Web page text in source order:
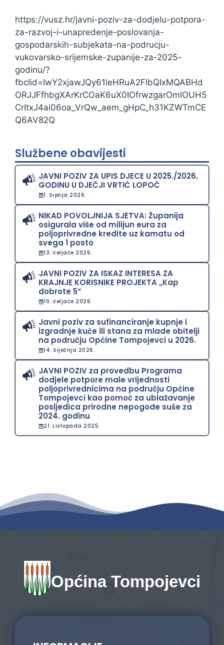
https://vusz.hr/javni-poziv-za-dodjelu-potpora-
za-razvoj-i-unapredenje-poslovanja-
gospodarskih-subjekata-na-podrucju-
vukovarsko-srijemske-zupanije-za-2025-
godinu/?
fbclid=IwY2xjawJQy61leHRuA2FlbQIxMQABHd
ORJJFfhbgXArKrCOaK6uX0IOfrwzgarOmlOUH5
CrItxJ4ai06oa_VrQw_aem_gHpC_h31KZWTmCE
Q6AV82Q
Službene obavijesti
JAVNI POZIV ZA UPIS DJECE U 2025./2026.
GODINU U DJEČJI VRTIĆ LOPOČ
1. Srpnja 2026.
NIKAD POVOLJNIJA SJETVA: Županija
osigurala više od milijun eura za
poljoprivredne kredite uz kamatu od
svega 1 posto
13. Veljače 2026.
JAVNI POZIV ZA ISKAZ INTERESA ZA
KRAJNJE KORISNIKE PROJEKTA „Kap
dobrote 5“
10. Veljače 2026.
Javni poziv za sufinanciranje kupnje i
izgradnje kuće ili stana za mlade obitelji
na području Općine Tompojevci u 2026.
14. Siječnja 2026.
JAVNI POZIV za provedbu Programa
dodjele potpore male vrijednosti
poljoprivrednicima na području Općine
Tompojevci kao pomoć za ublažavanje
posljedica prirodne nepogode suše za
2024. godinu
21. Listopada 2025.
Općina Tompojevci